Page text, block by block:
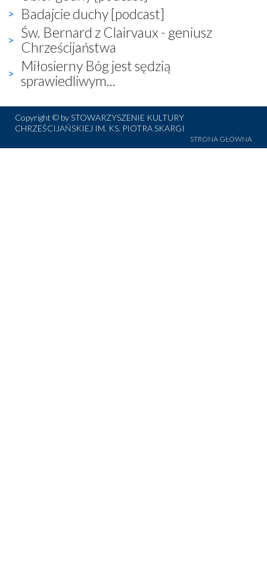
Badajcie duchy [podcast]
Św. Bernard z Clairvaux - geniusz
Chrześcijaństwa
Miłosierny Bóg jest sędzią
sprawiedliwym...
Copyright © by STOWARZYSZENIE KULTURY
CHRZEŚCIJAŃSKIEJ IM. KS. PIOTRA SKARGI
STRONA GŁÓWNA